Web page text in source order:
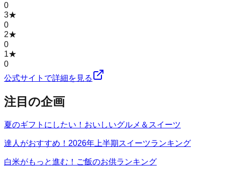
0
3★
0
2★
0
1★
0
公式サイトで詳細を見る
注目の企画
夏のギフトにしたい！おいしいグルメ＆スイーツ
達人がおすすめ！2026年上半期スイーツランキング
白米がもっと進む！ご飯のお供ランキング